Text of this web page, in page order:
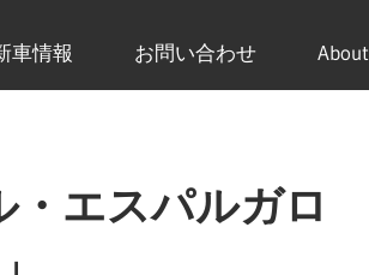
車情報 お問い合わせ About
・エスパルガロ